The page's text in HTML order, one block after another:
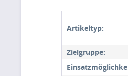
Artikeltyp:
Zielgruppe: